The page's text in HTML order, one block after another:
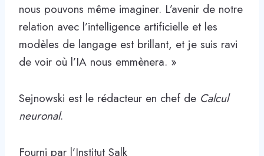
nous pouvons même imaginer. L’avenir de notre
relation avec l’intelligence artificielle et les
modèles de langage est brillant, et je suis ravi
de voir où l’IA nous emmènera. »
Sejnowski est le rédacteur en chef de Calcul
neuronal.
Fourni par l’Institut Salk